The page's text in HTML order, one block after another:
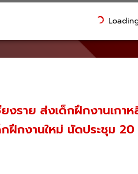
งราย ส่งเด็กฝึกงานเกา
ฝึกงานใหม่ นัดประชุม